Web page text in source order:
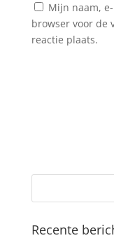
Mijn naam,
browser voor de
reactie plaats.
Recente